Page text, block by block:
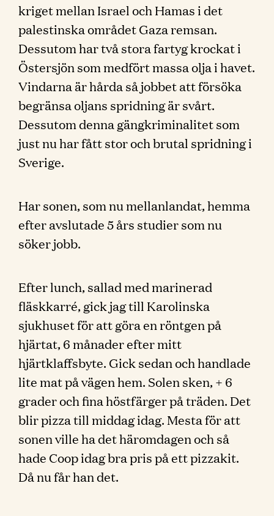
kriget mellan Israel och Hamas i det
palestinska området Gaza remsan.
Dessutom har två stora fartyg krockat i
Östersjön som medfört massa olja i havet.
Vindarna är hårda så jobbet att försöka
begränsa oljans spridning är svårt.
Dessutom denna gängkriminalitet som
just nu har fått stor och brutal spridning i
Sverige.
Har sonen, som nu mellanlandat, hemma
efter avslutade 5 års studier som nu
söker jobb.
Efter lunch, sallad med marinerad
fläskkarré, gick jag till Karolinska
sjukhuset för att göra en röntgen på
hjärtat, 6 månader efter mitt
hjärtklaffsbyte. Gick sedan och handlade
lite mat på vägen hem. Solen sken, + 6
grader och fina höstfärger på träden. Det
blir pizza till middag idag. Mesta för att
sonen ville ha det häromdagen och så
hade Coop idag bra pris på ett pizzakit.
Då nu får han det.